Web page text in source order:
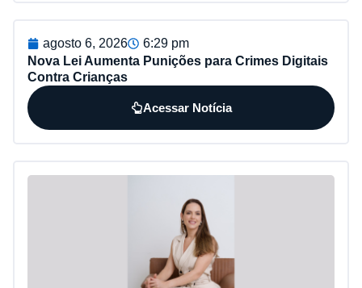
agosto 6, 2026
6:29 pm
Nova Lei Aumenta Punições para Crimes Digitais
Contra Crianças
Acessar Notícia